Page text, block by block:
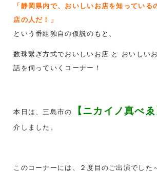
「静岡県内で、おいしいお店を知っている
店の人だ！」
という番組独自の仮説のもと、
数珠繋ぎ方式でおいしいお店 と おいしい
話を伺っていくコーナー！
本日は、三島市の 【ニカイノ真べゑ
介しました。
このコーナーには、２度目のご出演でした